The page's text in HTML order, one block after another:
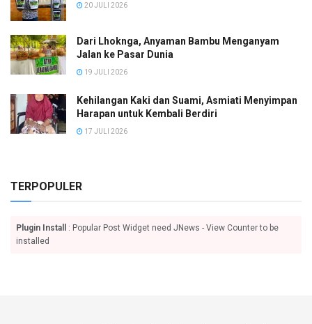
20 JULI 2026
Dari Lhoknga, Anyaman Bambu Menganyam
Jalan ke Pasar Dunia
19 JULI 2026
Kehilangan Kaki dan Suami, Asmiati Menyimpan
Harapan untuk Kembali Berdiri
17 JULI 2026
TERPOPULER
Plugin Install
: Popular Post Widget need JNews - View Counter to be
installed